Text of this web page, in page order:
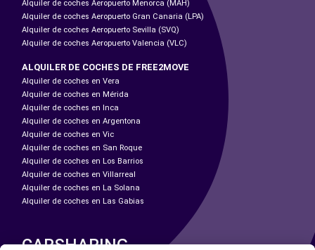
Alquiler de coches Aeropuerto Menorca (MAH)
Alquiler de coches Aeropuerto Gran Canaria (LPA)
Alquiler de coches Aeropuerto Sevilla (SVQ)
Alquiler de coches Aeropuerto Valencia (VLC)
ALQUILER DE COCHES DE FREE2MOVE
Alquiler de coches en Vera
Alquiler de coches en Mérida
Alquiler de coches en Inca
Alquiler de coches en Argentona
Alquiler de coches en Vic
Alquiler de coches en San Roque
Alquiler de coches en Los Barrios
Alquiler de coches en Villarreal
Alquiler de coches en La Solana
Alquiler de coches en Las Gabias
CARSHARING